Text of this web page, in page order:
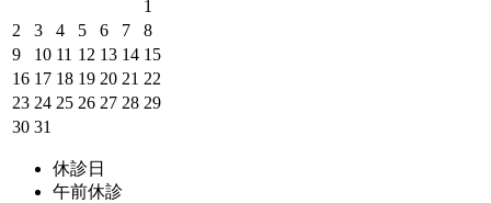
1
2
3 4 5 6 7
8
9
10 11 12 13 14 15
16 17 18 19 20 21 22
23 24 25 26 27 28 29
30 31
休診日
午前休診